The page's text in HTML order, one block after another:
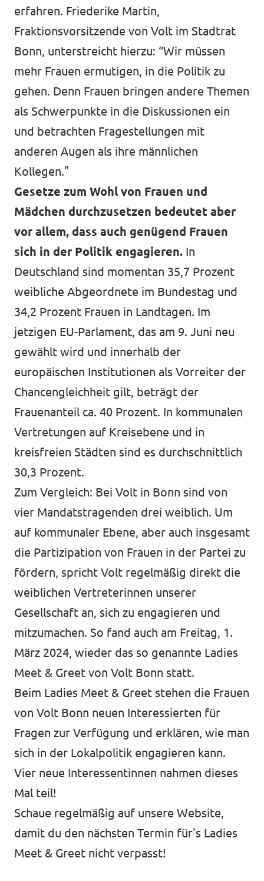
erfahren. Friederike Martin,
Fraktionsvorsitzende von Volt im Stadtrat
Bonn, unterstreicht hierzu: “Wir müssen
mehr Frauen ermutigen, in die Politik zu
gehen. Denn Frauen bringen andere Themen
als Schwerpunkte in die Diskussionen ein
und betrachten Fragestellungen mit
anderen Augen als ihre männlichen
Kollegen."
Gesetze zum Wohl von Frauen und
Mädchen durchzusetzen bedeutet aber
vor allem, dass auch genügend Frauen
sich in der Politik engagieren. In
Deutschland sind momentan 35,7 Prozent
weibliche Abgeordnete im Bundestag und
34,2 Prozent Frauen in Landtagen. Im
jetzigen EU-Parlament, das am 9. Juni neu
gewählt wird und innerhalb der
europäischen Institutionen als Vorreiter der
Chancengleichheit gilt, beträgt der
Frauenanteil ca. 40 Prozent. In kommunalen
Vertretungen auf Kreisebene und in
kreisfreien Städten sind es durchschnittlich
30,3 Prozent.
Zum Vergleich: Bei Volt in Bonn sind von
vier Mandatstragenden drei weiblich. Um
auf kommunaler Ebene, aber auch insgesamt
die Partizipation von Frauen in der Partei zu
fördern, spricht Volt regelmäßig direkt die
weiblichen Vertreterinnen unserer
Gesellschaft an, sich zu engagieren und
mitzumachen. So fand auch am Freitag, 1.
März 2024, wieder das so genannte Ladies
Meet & Greet von Volt Bonn statt.
Beim Ladies Meet & Greet stehen die Frauen
von Volt Bonn neuen Interessierten für
Fragen zur Verfügung und erklären, wie man
sich in der Lokalpolitik engagieren kann.
Vier neue Interessentinnen nahmen dieses
Mal teil!
Schaue regelmäßig auf unsere Website,
damit du den nächsten Termin für's Ladies
Meet & Greet nicht verpasst!